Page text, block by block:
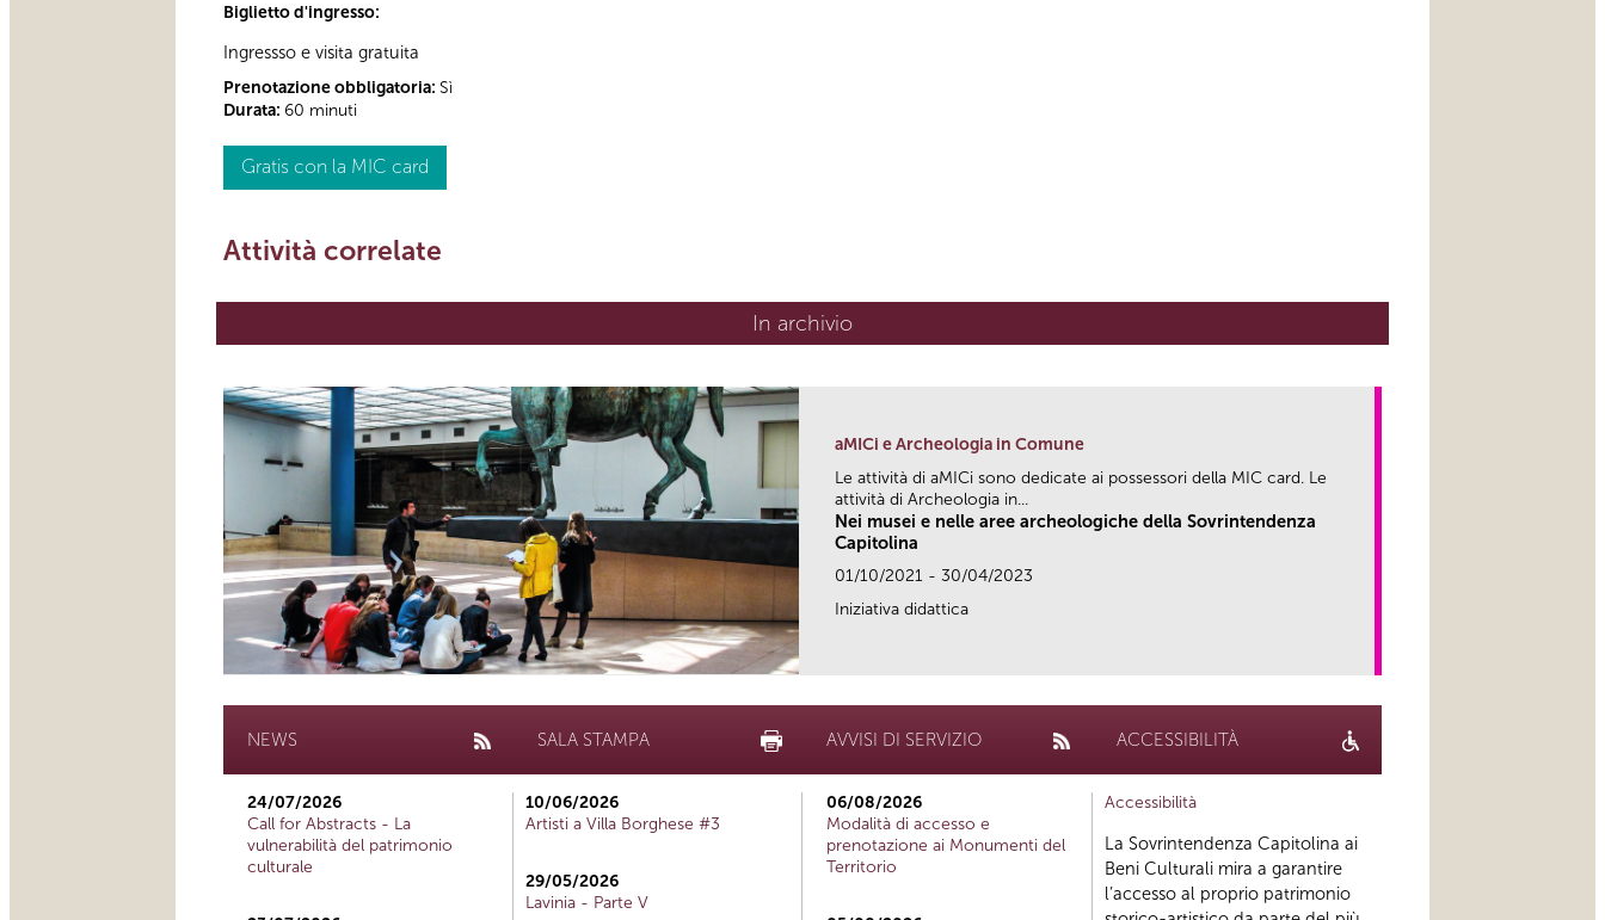
Biglietto d'ingresso:
Ingressso e visita gratuita
Prenotazione obbligatoria: Sì
Durata: 60 minuti
Gratis con la MIC card
Attività correlate
In archivio
aMICi e Archeologia in Comune
Le attività di aMICi sono dedicate ai possessori della MIC card. Le
attività di Archeologia in...
Nei musei e nelle aree archeologiche della Sovrintendenza
Capitolina
01/10/2021 - 30/04/2023
Iniziativa didattica
NEWS
24/07/2026
Call for Abstracts - La
vulnerabilità del patrimonio
culturale
SALA STAMPA
10/06/2026
Artisti a Villa Borghese #3
29/05/2026
Lavinia - Parte V
AVVISI DI SERVIZIO
06/08/2026
Modalità di accesso e
prenotazione ai Monumenti del
Territorio
ACCESSIBILITÀ
Accessibilità
La Sovrintendenza Capitolina ai
Beni Culturali mira a garantire
l’accesso al proprio patrimonio